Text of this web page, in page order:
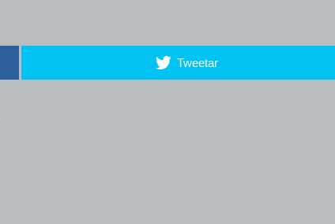
Tweetar